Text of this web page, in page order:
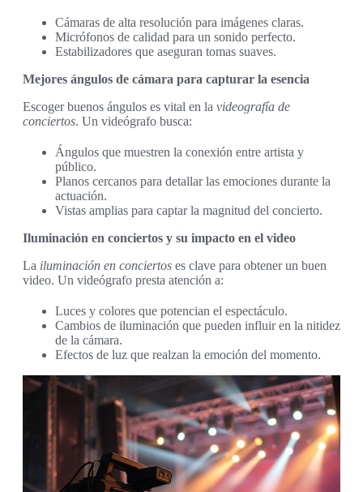
Cámaras de alta resolución para imágenes claras.
Micrófonos de calidad para un sonido perfecto.
Estabilizadores que aseguran tomas suaves.
Mejores ángulos de cámara para capturar la esencia
Escoger buenos ángulos es vital en la videografía de
conciertos. Un videógrafo busca:
Ángulos que muestren la conexión entre artista y
público.
Planos cercanos para detallar las emociones durante la
actuación.
Vistas amplias para captar la magnitud del concierto.
Iluminación en conciertos y su impacto en el video
La iluminación en conciertos es clave para obtener un buen
video. Un videógrafo presta atención a:
Luces y colores que potencian el espectáculo.
Cambios de iluminación que pueden influir en la nitidez
de la cámara.
Efectos de luz que realzan la emoción del momento.